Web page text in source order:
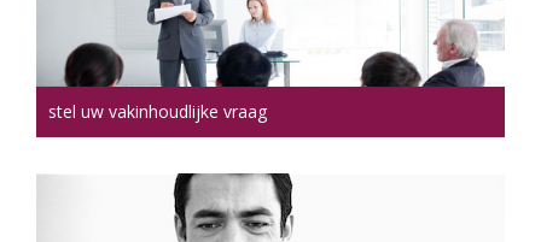
stel uw vakinhoudlijke vraag